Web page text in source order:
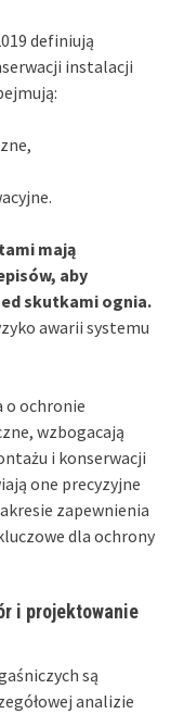
definiują
instalacji
mają
aby
skutkami ognia.
awarii systemu
o ochronie
wzbogacają
i konserwacji
one precyzyjne
zapewnienia
dla ochrony
i projektowanie
są
analizie